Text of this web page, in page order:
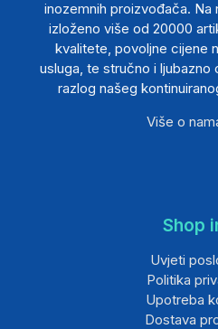
inozemnih proizvođača. Na
izloženo više od 20000
kvalitete, povoljne cijene
usluga, te stručno i ljubazno
razlog našeg
Više o
Shop
Uvjeti
Politika
Upotreba
Dostava